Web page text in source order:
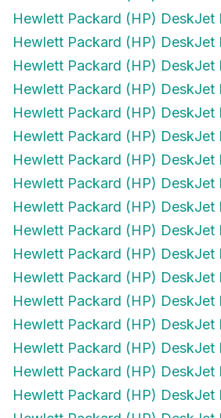
Hewlett Packard (HP) DeskJet
Hewlett Packard (HP) DeskJet
Hewlett Packard (HP) DeskJet
Hewlett Packard (HP) DeskJet
Hewlett Packard (HP) DeskJet
Hewlett Packard (HP) DeskJet
Hewlett Packard (HP) DeskJet
Hewlett Packard (HP) DeskJet
Hewlett Packard (HP) DeskJet
Hewlett Packard (HP) DeskJet
Hewlett Packard (HP) DeskJet
Hewlett Packard (HP) DeskJet
Hewlett Packard (HP) DeskJet
Hewlett Packard (HP) DeskJet
Hewlett Packard (HP) DeskJet
Hewlett Packard (HP) DeskJet
Hewlett Packard (HP) DeskJet
Hewlett Packard (HP) DeskJet